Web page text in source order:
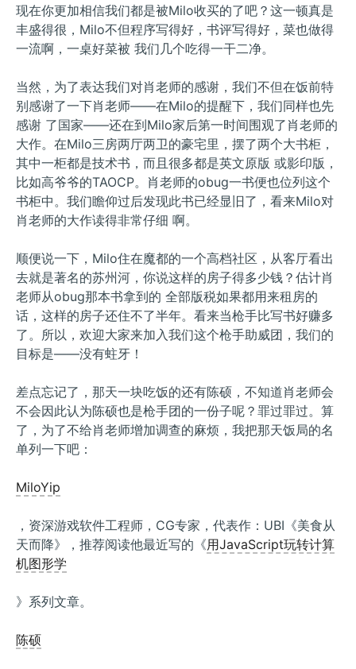
现在你更加相信我们都是被Milo收买的了吧？这一顿真是
丰盛得很，Milo不但程序写得好，书评写得好，菜也做得
一流啊，一桌好菜被 我们几个吃得一干二净。
当然，为了表达我们对肖老师的感谢，我们不但在饭前特
别感谢了一下肖老师——在Milo的提醒下，我们同样也先
感谢 了国家——还在到Milo家后第一时间围观了肖老师的
大作。在Milo三房两厅两卫的豪宅里，摆了两个大书柜，
其中一柜都是技术书，而且很多都是英文原版 或影印版，
比如高爷爷的TAOCP。肖老师的obug一书便也位列这个
书柜中。我们瞻仰过后发现此书已经显旧了，看来Milo对
肖老师的大作读得非常仔细 啊。
顺便说一下，Milo住在魔都的一个高档社区，从客厅看出
去就是著名的苏州河，你说这样的房子得多少钱？估计肖
老师从obug那本书拿到的 全部版税如果都用来租房的
话，这样的房子还住不了半年。看来当枪手比写书好赚多
了。所以，欢迎大家来加入我们这个枪手助威团，我们的
目标是——没有蛀牙！
差点忘记了，那天一块吃饭的还有陈硕，不知道肖老师会
不会因此认为陈硕也是枪手团的一份子呢？罪过罪过。算
了，为了不给肖老师增加调查的麻烦，我把那天饭局的名
单列一下吧：
MiloYip
，资深游戏软件工程师，CG专家，代表作：UBI《美食从
天而降》，推荐阅读他最近写的《用JavaScript玩转计算
机图形学
》系列文章。
陈硕